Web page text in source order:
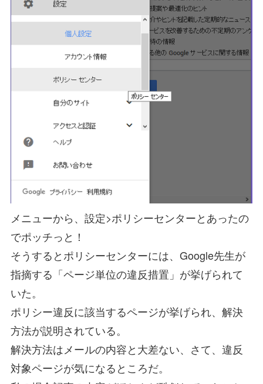
メニューから、設定>ポリシーセンターとあったの
でポッチっと！
そうするとポリシーセンターには、Google先生が
指摘する「ページ単位の違反措置」が挙げられて
いた。
ポリシー違反に該当するページが挙げられ、解決
方法が説明されている。
解決方法はメールの内容と大差ない、さて、違反
対象ページが気になるところだ。